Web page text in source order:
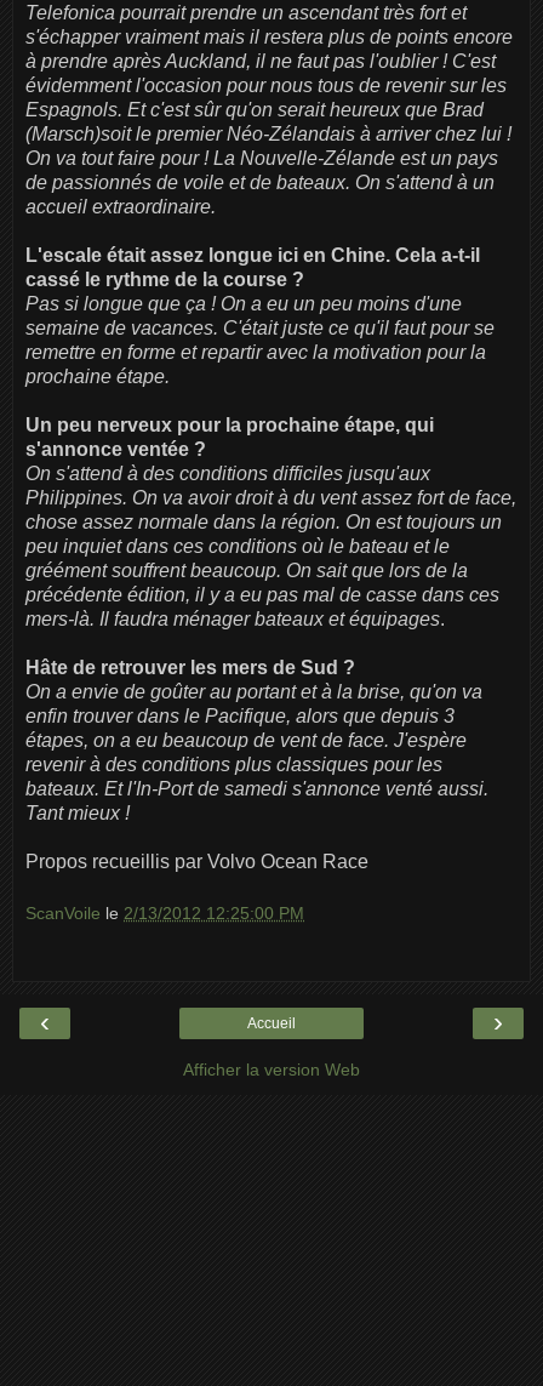
Telefonica pourrait prendre un ascendant très fort et
s'échapper vraiment mais il restera plus de points encore
à prendre après Auckland, il ne faut pas l'oublier ! C'est
évidemment l'occasion pour nous tous de revenir sur les
Espagnols. Et c'est sûr qu'on serait heureux que Brad
(Marsch)soit le premier Néo-Zélandais à arriver chez lui !
On va tout faire pour ! La Nouvelle-Zélande est un pays
de passionnés de voile et de bateaux. On s'attend à un
accueil extraordinaire.
L'escale était assez longue ici en Chine. Cela a-t-il
cassé le rythme de la course ?
Pas si longue que ça ! On a eu un peu moins d'une
semaine de vacances. C'était juste ce qu'il faut pour se
remettre en forme et repartir avec la motivation pour la
prochaine étape.
Un peu nerveux pour la prochaine étape, qui
s'annonce ventée ?
On s'attend à des conditions difficiles jusqu'aux
Philippines. On va avoir droit à du vent assez fort de face,
chose assez normale dans la région. On est toujours un
peu inquiet dans ces conditions où le bateau et le
gréément souffrent beaucoup. On sait que lors de la
précédente édition, il y a eu pas mal de casse dans ces
mers-là. Il faudra ménager bateaux et équipages.
Hâte de retrouver les mers de Sud ?
On a envie de goûter au portant et à la brise, qu'on va
enfin trouver dans le Pacifique, alors que depuis 3
étapes, on a eu beaucoup de vent de face. J'espère
revenir à des conditions plus classiques pour les
bateaux. Et l'In-Port de samedi s'annonce venté aussi.
Tant mieux !
Propos recueillis par Volvo Ocean Race
ScanVoile le 2/13/2012 12:25:00 PM
‹ ›
Accueil
Afficher la version Web